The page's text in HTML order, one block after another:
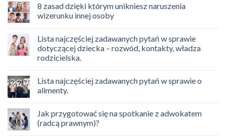
8 zasad dzięki którym unikniesz naruszenia
wizerunku innej osoby
Lista najczęściej zadawanych pytań w sprawie
dotyczącej dziecka – rozwód, kontakty, władza
rodzicielska.
Lista najczęściej zadawanych pytań w sprawie o
alimenty.
Jak przygotować się na spotkanie z adwokatem
(radcą prawnym)?